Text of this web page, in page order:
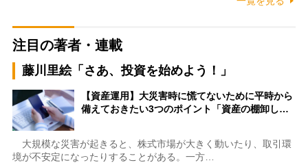
注目の著者・連載
藤川里絵「さあ、投資を始めよう！」
【資産運用】大災害時に慌てないために平時から
備えておきたい3つのポイント「資産の棚卸し…
大規模な災害が起きると、株式市場が大きく動いたり、取引環
境が不安定になったりすることがある。一方…